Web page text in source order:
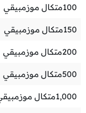
100متكال موزمبيقي
150متكال موزمبيقي
200متكال موزمبيقي
500متكال موزمبيقي
1,000متكال